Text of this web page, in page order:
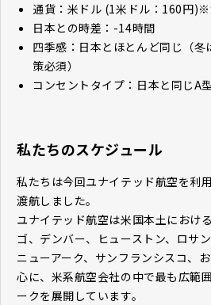
通貨：米ドル (1米ドル：160円
日本との時差：-14時間
四季感：日本とほとんど同じ（冬
策必須）
コンセントタイプ：日本と同じA
私たちのスケジュール
私たちは今回ユナイテッド航空を利
渡航しました。
ユナイテッド航空は米国本土におけ
ゴ、デンバー、ヒューストン、ロサ
ニューアーク、サンフランシスコ、
心に、米系航空会社の中で最も広範
ークを展開しています。